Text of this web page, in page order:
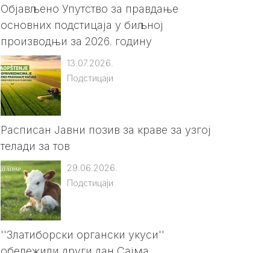
Објављено Упутство за правдање
основних подстицаја у биљној
производњи за 2026. годину
13.07.2026.
Подстицаји
Расписан Jавни позив за краве за узгој
телади за тов
29.06.2026.
Подстицаји
''Златиборски органски укуси''